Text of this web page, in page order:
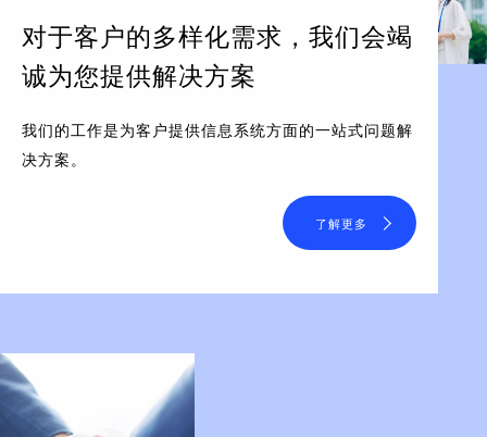
对于客户的多样化需求， 我们会竭
诚为您提供解决方案
我们的工作是为客户提供信息系统方面的一站式问题解
决方案。
了解更多